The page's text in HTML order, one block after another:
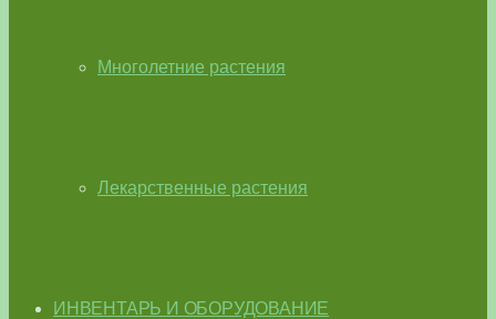
Многолетние растения
Лекарственные растения
ИНВЕНТАРЬ И ОБОРУДОВАНИЕ